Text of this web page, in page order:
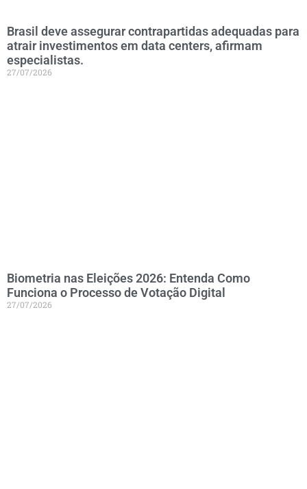
Brasil deve assegurar contrapartidas adequadas para
atrair investimentos em data centers, afirmam
especialistas.
27/07/2026
Biometria nas Eleições 2026: Entenda Como
Funciona o Processo de Votação Digital
27/07/2026